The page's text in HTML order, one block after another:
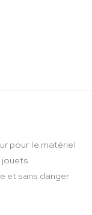
pour le matériel
jouets
et sans danger